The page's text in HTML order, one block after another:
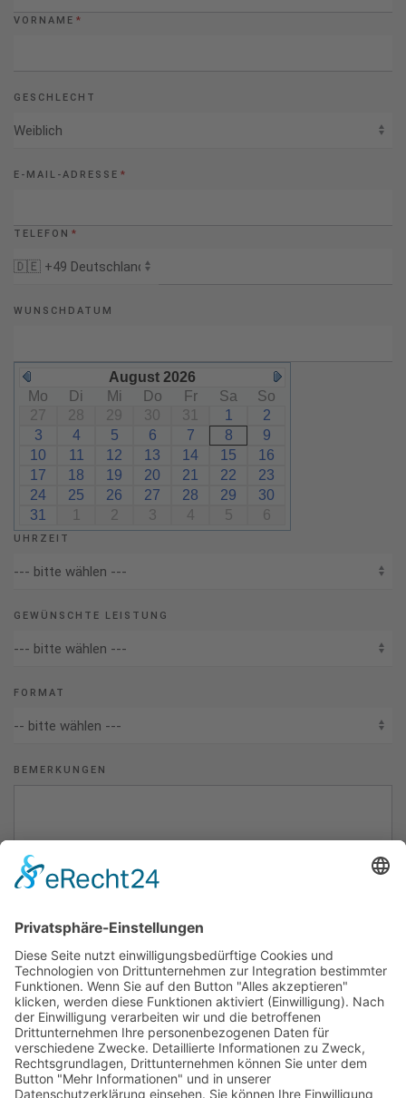
VORNAME *
GESCHLECHT
E-MAIL-ADRESSE *
TELEFON *
WUNSCHDATUM
August 2026
Mo
Di Mi Do Fr Sa
So
27
28 29 30 31 1
2
3
4 5 6 7 8
9
10
11 12 13 14 15
16
17
18 19 20 21 22
23
24
25 26 27 28 29
30
31
2 3 4 5 6
UHRZEIT
GEWÜNSCHTE LEISTUNG
FORMAT
BEMERKUNGEN
unsere Datenschutzerklärung gelesen hast und dich damit
einverstanden erklärst. Diese Einwilligung kann jederzeit
widerrufen werden.
ANFRAGE SENDEN